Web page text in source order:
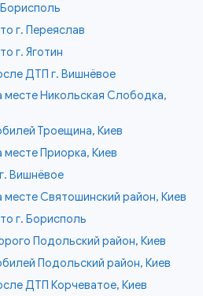
г. Переяслав
г. Яготин
ДТП г. Вишнёвое
месте Никольская Слободка,
Троещина, Киев
месте Приорка, Киев
Вишнёвое
месте Святошинский район, Киев
г. Борисполь
Подольский район, Киев
Подольский район, Киев
ДТП Корчеватое, Киев